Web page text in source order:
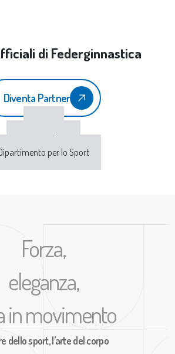
di Federginnastica
Diventa Partner
Sport e Salute
per lo Sport
Forza,
eleganza,
in movimento
dello sport, l’arte del corpo